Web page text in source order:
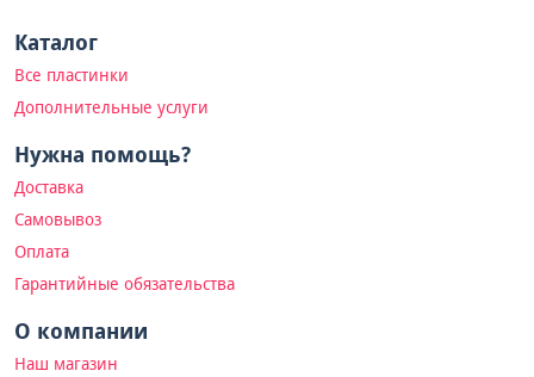
Каталог
Все пластинки
Дополнительные услуги
Нужна помощь?
Доставка
Самовывоз
Оплата
Гарантийные обязательства
О компании
Наш магазин